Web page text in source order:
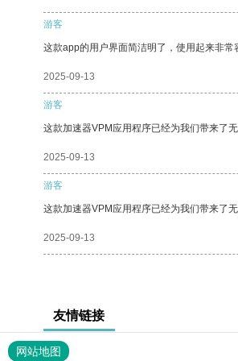
游客
这款app的用户界面简洁明了，使用起来非常
2025-09-13
游客
这款加速器VPM应用程序已经为我们带来了
2025-09-13
游客
这款加速器VPM应用程序已经为我们带来了
2025-09-13
友情链接
网站地图